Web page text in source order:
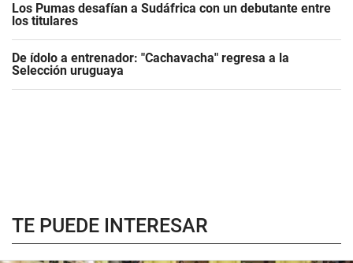
Los Pumas desafían a Sudáfrica con un debutante entre
los titulares
De ídolo a entrenador: "Cachavacha" regresa a la
Selección uruguaya
TE PUEDE INTERESAR